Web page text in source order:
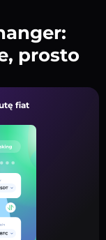
prosto
fiat